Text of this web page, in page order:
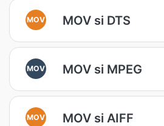
MOV MOV si DTS
MOV MOV si MPEG
MOV MOV si AIFF